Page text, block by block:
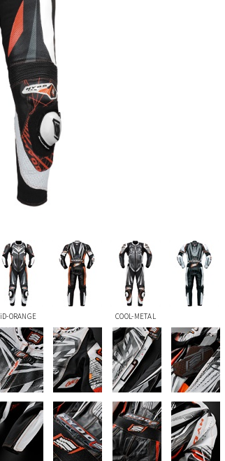
iD-ORANGE COOL-METAL